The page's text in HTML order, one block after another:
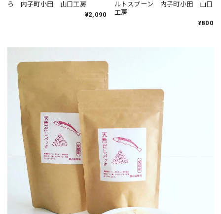
ら 内子町小田 山口工房
¥2,090
ルトスプーン 内子町小田 山口
工房
¥800